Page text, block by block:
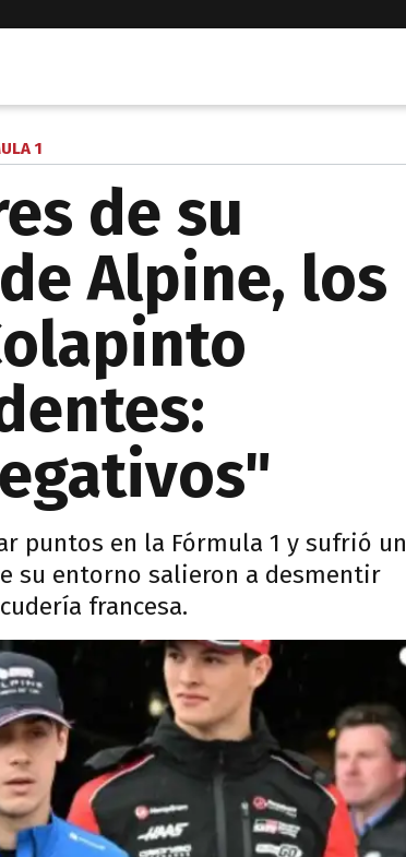
1
de su
Alpine, los
puntos en la Fórmula 1 y sufrió un
su entorno salieron a desmentir
francesa.